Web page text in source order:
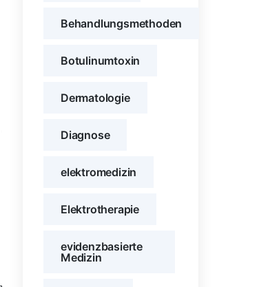
Behandlungsmethoden
Botulinumtoxin
Dermatologie
Diagnose
elektromedizin
Elektrotherapie
evidenzbasierte
Medizin